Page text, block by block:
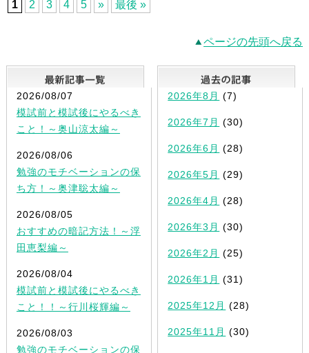
1 2 3 4 5 » 最後 »
ページの先頭へ戻る
最新記事一覧
2026/08/07
模試前と模試後にやるべき
こと！～奥山涼太編～
2026/08/06
勉強のモチベーションの保
ち方！～奥津聡太編～
2026/08/05
おすすめの暗記方法！～浮
田恵梨編～
2026/08/04
模試前と模試後にやるべき
こと！！～行川桜輝編～
2026/08/03
勉強のモチベーションの保
2026年8月 (7)
2026年7月 (30)
2026年6月 (28)
2026年5月 (29)
2026年4月 (28)
2026年3月 (30)
2026年2月 (25)
2026年1月 (31)
2025年12月 (28)
2025年11月 (30)